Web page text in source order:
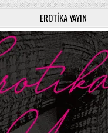
EROTIKA YAYIN